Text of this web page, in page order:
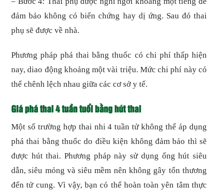
đảm bảo không có biến chứng hay dị ứng. Sau đó thai
phụ sẽ được về nhà.
Phương pháp phá thai bằng thuốc có chi phí thấp hiện
nay, diao động khoảng một vài triệu. Mức chi phí này có
thể chênh lệch nhau giữa các cơ sở y tế.
Giá phá thai 4 tuần tuổi bằng hút thai
Một số trường hợp thai nhi 4 tuần tử không thể áp dụng
phá thai bằng thuốc do điều kiện không đảm bảo thì sẽ
được hút thai. Phương pháp này sử dụng ống hút siêu
dẫn, siêu mỏng và siêu mềm nên không gây tổn thương
đến tử cung. Vì vậy, bạn có thể hoàn toàn yên tâm thực